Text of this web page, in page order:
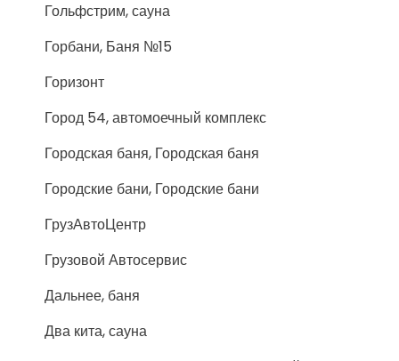
Гольфстрим, сауна
Горбани, Баня №15
Горизонт
Город 54, автомоечный комплекс
Городская баня, Городская баня
Городские бани, Городские бани
ГрузАвтоЦентр
Грузовой Автосервис
Дальнее, баня
Два кита, сауна